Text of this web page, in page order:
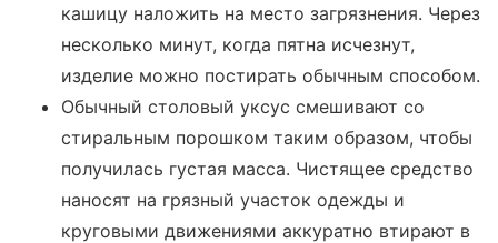
кашицу наложить на место загрязнения. Через
несколько минут, когда пятна исчезнут,
изделие можно постирать обычным способом.
Обычный столовый уксус смешивают со
стиральным порошком таким образом, чтобы
получилась густая масса. Чистящее средство
наносят на грязный участок одежды и
круговыми движениями аккуратно втирают в